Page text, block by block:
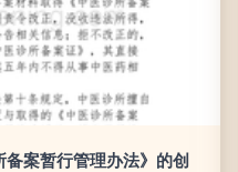
案暂行管理办法》的创